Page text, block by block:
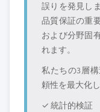
誤りを発見し
品質保証の重
および分野固
れます。
私たちの3層
頼性を最大化
✓ 統計的検証